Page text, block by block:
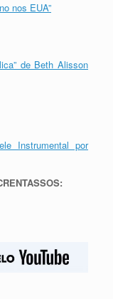
nos EUA”
de Beth Alisson
Instrumental por